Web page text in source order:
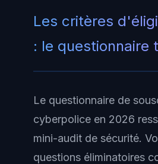
Les critères
: le questionnaire
Le questionnaire de
cyberpolice en 2026
mini-audit de sécurité.
questions éliminatoires